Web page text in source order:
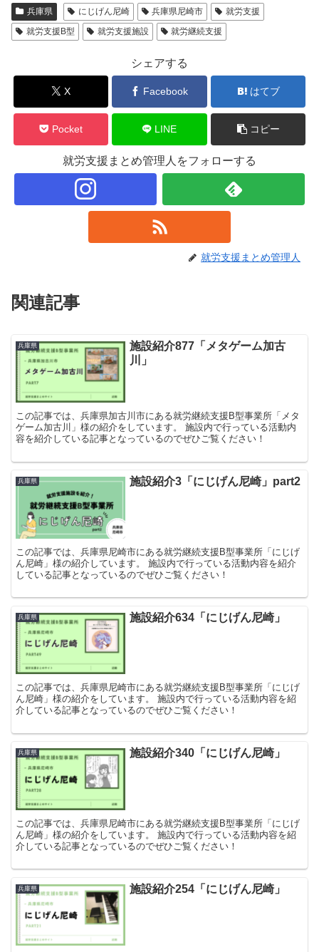
兵庫県 にじげん尼崎 兵庫県尼崎市
就労支援
就労支援B型
就労支援施設 就労継続支援
シェアする
X Facebook はてブ
Pocket LINE コピー
就労支援まとめ管理人をフォローする
就労支援まとめ管理人
関連記事
兵庫県
施設紹介877「メタゲーム加古
川」
この記事では、兵庫県加古川市にある就労継続支援B型事業所「メタ
ゲーム加古川」様の紹介をしています。 施設内で行っている活動内
容を紹介している記事となっているのでぜひご覧ください！
兵庫県 施設紹介3「にじげん尼崎」part2
この記事では、兵庫県尼崎市にある就労継続支援B型事業所「にじげ
ん尼崎」様の紹介しています。 施設内で行っている活動内容を紹介
している記事となっているのでぜひご覧ください！
兵庫県 施設紹介634「にじげん尼崎」
この記事では、兵庫県尼崎市にある就労継続支援B型事業所「にじげ
ん尼崎」様の紹介をしています。 施設内で行っている活動内容を紹
介している記事となっているのでぜひご覧ください！
兵庫県 施設紹介340「にじげん尼崎」
この記事では、兵庫県尼崎市にある就労継続支援B型事業所「にじげ
ん尼崎」様の紹介をしています。 施設内で行っている活動内容を紹
介している記事となっているのでぜひご覧ください！
兵庫県 施設紹介254「にじげん尼崎」